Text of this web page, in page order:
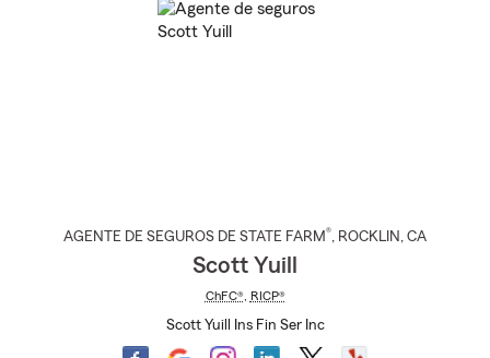
AGENTE DE SEGUROS DE STATE FARM®, ROCKLIN , CA
Scott Yuill
ChFC®, RICP®
Scott Yuill Ins Fin Ser Inc